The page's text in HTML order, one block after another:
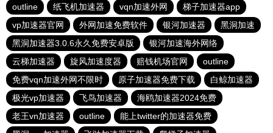
outline
纸飞机加速器 vqn加速外网
梯子加速器app
vp加速器官网
外网加速免费软件 银河加速器
黑洞加速
黑洞加速器3.0.6永久免费安卓版
银河加速海外网络
云梯加速器
旋风加速度器 赔钱机场官网
outline
免费vqn加速外网不限时
原子加速器免费下载
白鲸加速器
极光vp加速器
飞鸟加速器
海鸥加速器2024免费
老王vn加速器
outline
能上twitter的加速器免费